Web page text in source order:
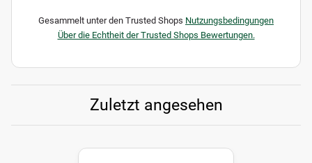
Gesammelt unter den Trusted Shops Nutzungsbedingungen
Über die Echtheit der Trusted Shops Bewertungen.
Zuletzt angesehen